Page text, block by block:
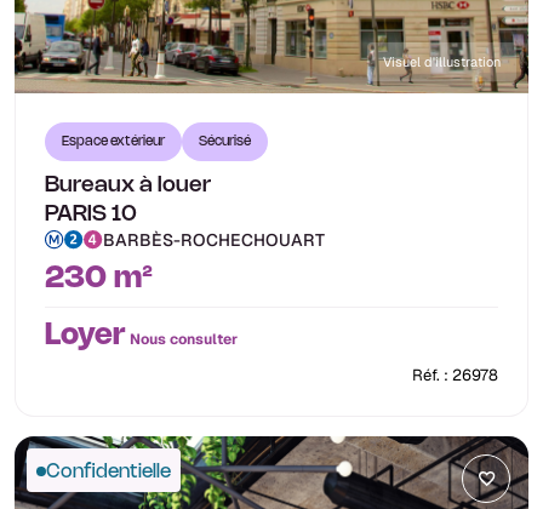
Visuel d'illustration
Espace extérieur Sécurisé
Bureaux à louer
PARIS 10
BARBÈS-ROCHECHOUART
230 m²
Loyer Nous consulter
Réf. : 26978
Confidentielle